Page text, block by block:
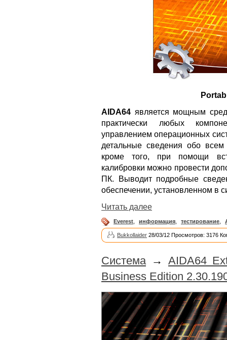
AIDA64 является мощным
практически любых
управлением операционных
детальные сведения обо
кроме того, при помощи
калибровки можно провести
ПК. Выводит подробные
обеспечении, установленном в
Читать далее
Everest информация тестирование
Bukkollaider 28/03/12 Просмотров: 3176
Система → AIDA64
Business Edition